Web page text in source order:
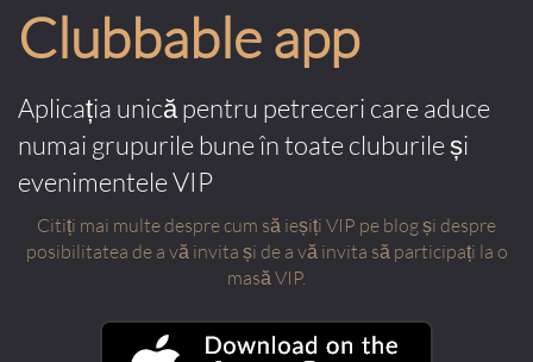
Clubbable app
Aplicația unică pentru petreceri care aduce
numai grupurile bune în toate cluburile și
evenimentele VIP
Citiți mai multe despre cum să ieșiți VIP pe blog și despre
posibilitatea de a vă invita și de a vă invita să participați la o
masă VIP.